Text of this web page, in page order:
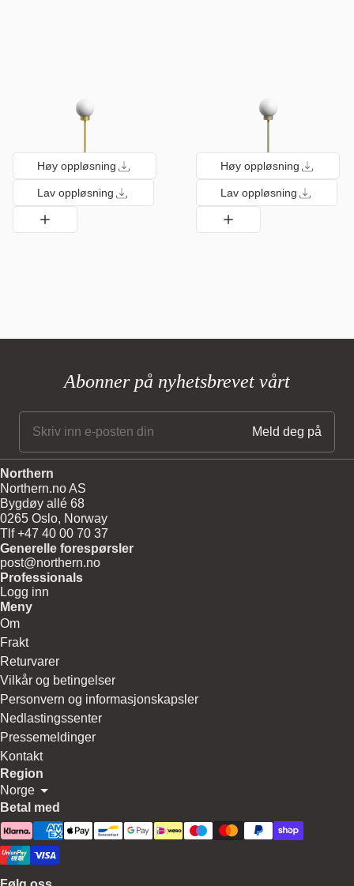
Høy oppløsning
Lav oppløsning
Høy oppløsning
Lav oppløsning
Abonner på nyhetsbrevet vårt
Northern
Northern.no AS
Bygdøy allé 68
0265 Oslo, Norway
Tlf +47 40 00 70 37
Generelle forespørsler
post@northern.no
Professionals
Logg inn
Meny
Om
Frakt
Returvarer
Vilkår og betingelser
Personvern og informasjonskapsler
Nedlastingssenter
Pressemeldinger
Kontakt
Region
Norge
Betal med